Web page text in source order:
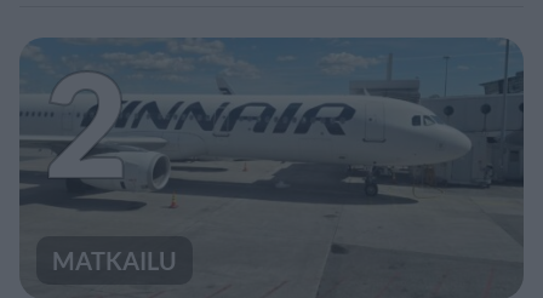
2
MATKAILU